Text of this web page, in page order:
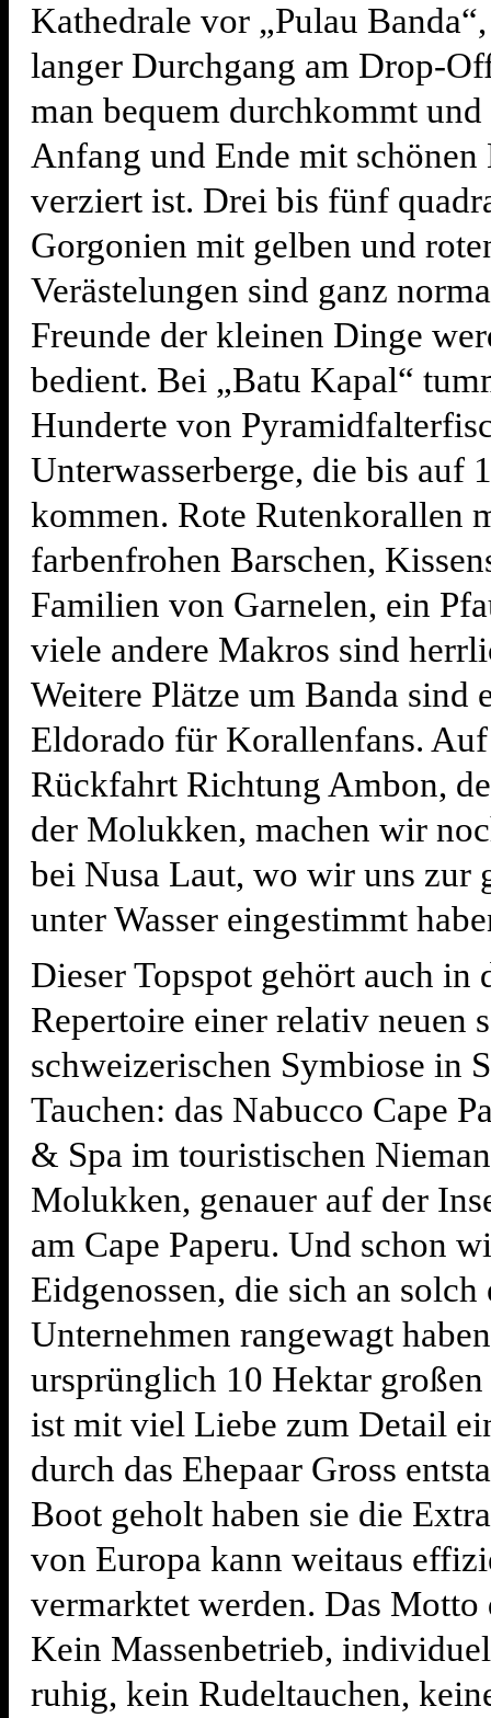
Kathedrale vor „Pulau
langer Durchgang am Drop-
man bequem durchkommt und
Anfang und Ende mit
verziert ist. Drei bis fünf
Gorgonien mit gelben und
Verästelungen sind ganz
Freunde der kleinen Dinge
bedient. Bei „Batu Kapal“
Hunderte von
Unterwasserberge, die bis auf
kommen. Rote Rutenkorallen
farbenfrohen Barschen,
Familien von Garnelen, ein
viele andere Makros sind
Weitere Plätze um Banda sind
Eldorado für Korallenfans.
Rückfahrt Richtung Ambon,
der Molukken, machen wir
bei Nusa Laut, wo wir uns zur
unter Wasser eingestimmt
Dieser Topspot gehört auch in
Repertoire einer relativ neuen
schweizerischen Symbiose in
Tauchen: das Nabucco Cape
& Spa im touristischen
Molukken, genauer auf der
am Cape Paperu. Und schon
Eidgenossen, die sich an solch
Unternehmen rangewagt
ursprünglich 10 Hektar
ist mit viel Liebe zum Detail
durch das Ehepaar Gross
Boot geholt haben sie die
von Europa kann weitaus
vermarktet werden. Das Motto
Kein Massenbetrieb,
ruhig, kein Rudeltauchen,